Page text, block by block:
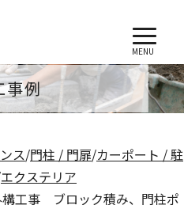
MENU
事例
ス/門柱 / 門扉/カーポート / 駐
エクステリア
工事 ブロック積み、門柱ポ